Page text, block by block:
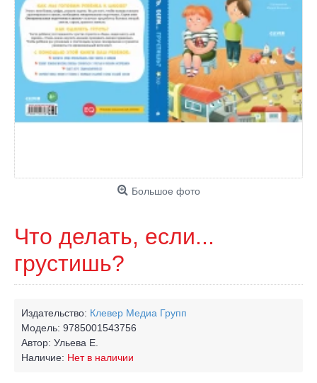
Большое фото
Что делать, если...
грустишь?
Издательство: Клевер Медиа Групп
Модель: 9785001543756
Автор: Ульева Е.
Наличие: Нет в наличии